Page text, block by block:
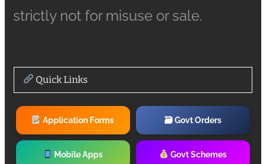
strictly not for misuse or sale.
Quick Links
Application Forms 🗃 Govt Orders
Mobile Apps Govt Schemes